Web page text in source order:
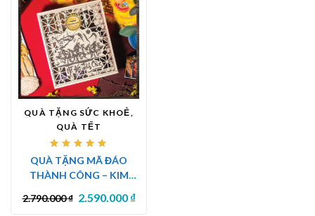
QUÀ TẶNG SỨC KHOẺ,
QUÀ TẾT
Được
xếp
hạng
5.005
QUÀ TẶNG MÃ ĐÁO
THÀNH CÔNG – KIM
LUẬT | BIỂU TƯỢNG MAY
2.790.000₫ 2.590.000 ₫